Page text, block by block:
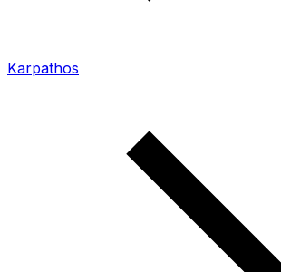
Karpathos